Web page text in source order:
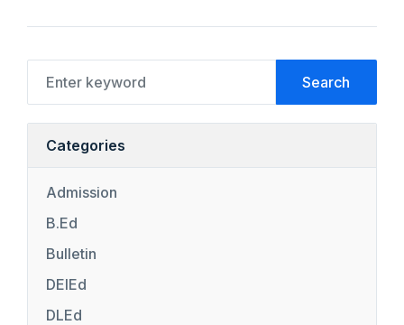
Search
Categories
Admission
B.Ed
Bulletin
DElEd
DLEd